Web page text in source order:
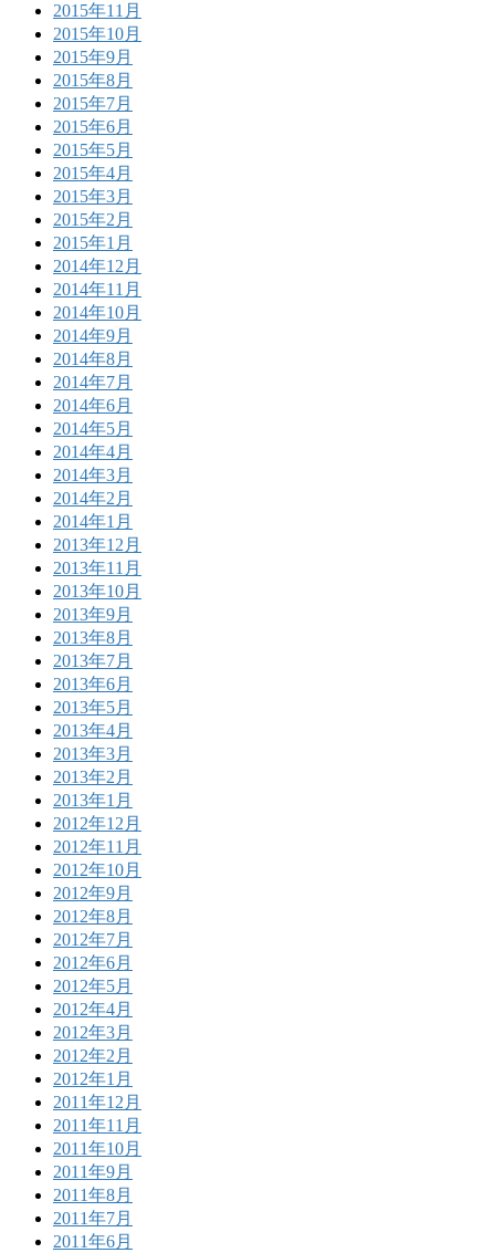
2015年11月
2015年10月
2015年9月
2015年8月
2015年7月
2015年6月
2015年5月
2015年4月
2015年3月
2015年2月
2015年1月
2014年12月
2014年11月
2014年10月
2014年9月
2014年8月
2014年7月
2014年6月
2014年5月
2014年4月
2014年3月
2014年2月
2014年1月
2013年12月
2013年11月
2013年10月
2013年9月
2013年8月
2013年7月
2013年6月
2013年5月
2013年4月
2013年3月
2013年2月
2013年1月
2012年12月
2012年11月
2012年10月
2012年9月
2012年8月
2012年7月
2012年6月
2012年5月
2012年4月
2012年3月
2012年2月
2012年1月
2011年12月
2011年11月
2011年10月
2011年9月
2011年8月
2011年7月
2011年6月